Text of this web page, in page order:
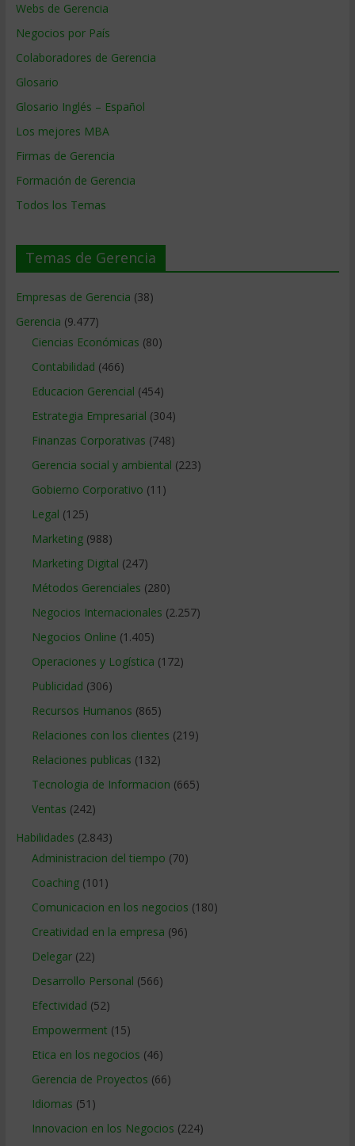
Webs de Gerencia
Negocios por País
Colaboradores de Gerencia
Glosario
Glosario Inglés – Español
Los mejores MBA
Firmas de Gerencia
Formación de Gerencia
Todos los Temas
Temas de Gerencia
Empresas de Gerencia (38)
Gerencia (9.477)
Ciencias Económicas (80)
Contabilidad (466)
Educacion Gerencial (454)
Estrategia Empresarial (304)
Finanzas Corporativas (748)
Gerencia social y ambiental (223)
Gobierno Corporativo (11)
Legal (125)
Marketing(988)
Marketing Digital (247)
Métodos Gerenciales (280)
Negocios Internacionales (2.257)
Negocios Online (1.405)
Operaciones y Logística (172)
Publicidad (306)
Recursos Humanos (865)
Relaciones con los clientes (219)
Relaciones publicas (132)
Tecnologia de Informacion (665)
Ventas (242)
Habilidades (2.843)
Administracion del tiempo (70)
Coaching(101)
Comunicacion en los negocios (180)
Creatividad en la empresa (96)
Delegar(22)
Desarrollo Personal (566)
Efectividad (52)
Empowerment (15)
Etica en los negocios (46)
Gerencia de Proyectos (66)
Idiomas (51)
Innovacion en los Negocios (224)